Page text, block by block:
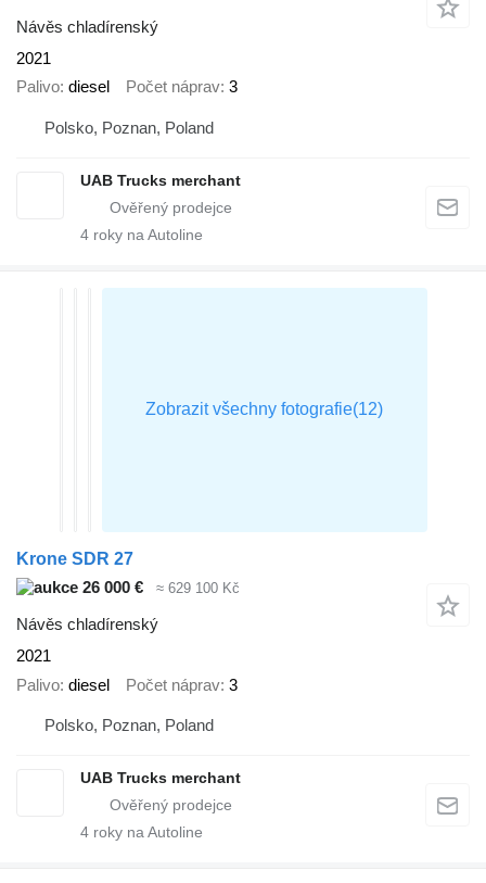
Návěs chladírenský
2021
Palivo diesel Počet náprav 3
Polsko, Poznan, Poland
UAB Trucks merchant
4 roky na Autoline
Krone SDR 27
26 000 €
≈ 629 100 Kč
Návěs chladírenský
2021
Palivo diesel Počet náprav 3
Polsko, Poznan, Poland
UAB Trucks merchant
4 roky na Autoline